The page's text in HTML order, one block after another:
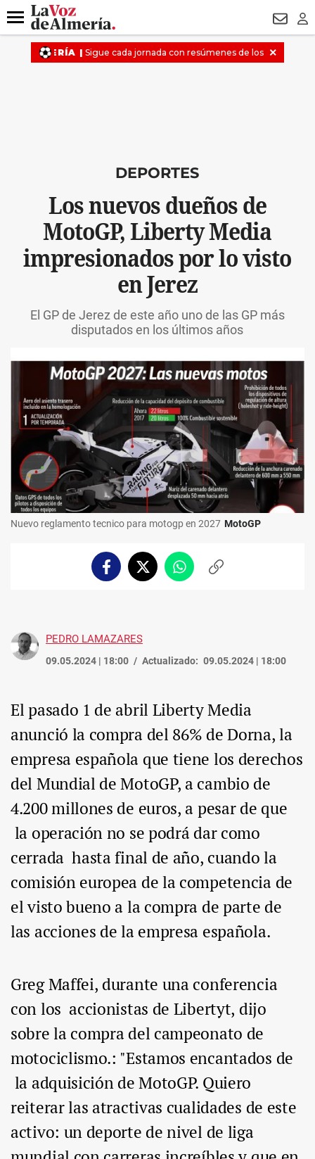
DESTACADO
Menú
DEPORTES
Los nuevos dueños de
MotoGP, Liberty Media
impresionados por lo visto
en Jerez
El GP de Jerez de este año uno de las GP más
disputados en los últimos años
Nuevo reglamento tecnico para motogp en 2027 MotoGP
FacebookTwitterWhatsappCopiar
PEDRO LAMAZARES
09.05.2024 | 18:00 Actualizado: 09.05.2024 | 18:00
El pasado 1 de abril Liberty Media
anunció la compra del 86% de Dorna, la
empresa española que tiene los derechos
del Mundial de MotoGP, a cambio de
4.200 millones de euros, a pesar de que
la operación no se podrá dar como
cerrada hasta final de año, cuando la
comisión europea de la competencia de
el visto bueno a la compra de parte de
las acciones de la empresa española.
Greg Maffei, durante una conferencia
con los accionistas de Libertyt, dijo
sobre la compra del campeonato de
motociclismo.: "Estamos encantados de
la adquisición de MotoGP. Quiero
reiterar las atractivas cualidades de este
activo: un deporte de nivel de liga